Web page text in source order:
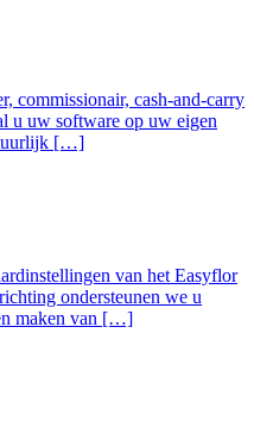
commissionair, cash-and-carry
u uw software op uw eigen
[…]
van het Easyflor
ondersteunen we u
maken van […]